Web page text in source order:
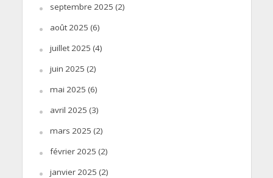
septembre 2025 (2)
août 2025 (6)
juillet 2025 (4)
juin 2025 (2)
mai 2025 (6)
avril 2025 (3)
mars 2025 (2)
février 2025 (2)
janvier 2025 (2)